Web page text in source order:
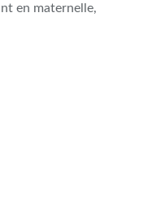
en maternelle,